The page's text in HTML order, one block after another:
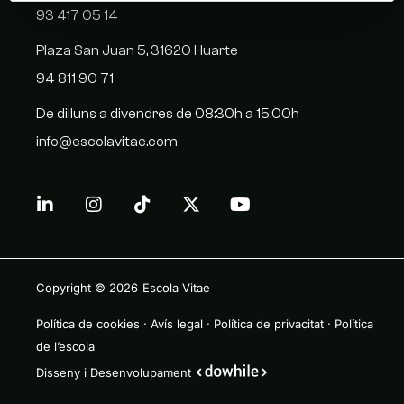
93 417 05 14
Plaza San Juan 5, 31620 Huarte
94 811 90 71
De dilluns a divendres de 08:30h a 15:00h
info@escolavitae.com
Copyright © 2026 Escola Vitae
Política de cookies · Avís legal · Política de privacitat · Política
de l’escola
Disseny i Desenvolupament